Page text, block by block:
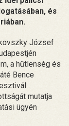
és
József
a hűtlenség és
Bence
mutatja
ügyén